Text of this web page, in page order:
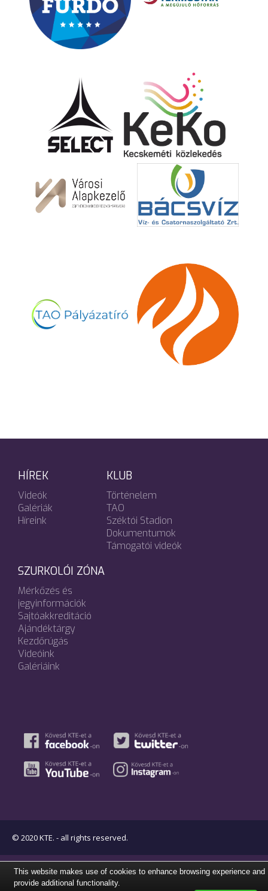
HÍREK
Videók
Galériák
Híreink
KLUB
Történelem
TAO
Széktói Stadion
Dokumentumok
Támogatói videók
SZURKOLÓI ZÓNA
Mérkőzés és
jegyinformációk
Sajtóakkreditáció
Ajándéktárgy
Kezdőrúgás
Videóink
Galériáink
© 2020 KTE. - all rights reserved.
This website makes use of cookies to enhance browsing experience and
provide additional functionality.